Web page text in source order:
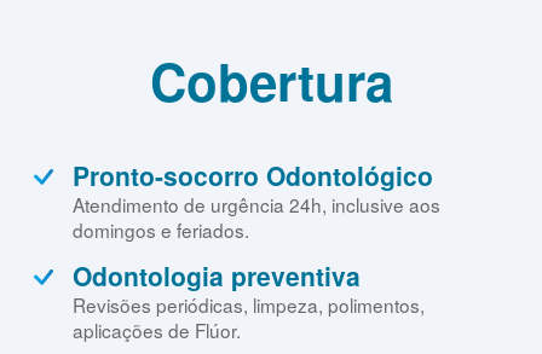
Cobertura
Pronto-socorro Odontológico
Atendimento de urgência 24h, inclusive aos
domingos e feriados.
Odontologia preventiva
Revisões periódicas, limpeza, polimentos,
aplicações de Flúor.